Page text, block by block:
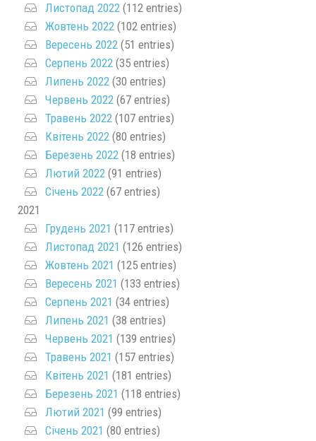
Листопад 2022 (112 entries)
Жовтень 2022 (102 entries)
Вересень 2022 (51 entries)
Серпень 2022 (35 entries)
Липень 2022 (30 entries)
Червень 2022 (67 entries)
Травень 2022 (107 entries)
Квітень 2022 (80 entries)
Березень 2022 (18 entries)
Лютий 2022 (91 entries)
Січень 2022 (67 entries)
2021
Грудень 2021 (117 entries)
Листопад 2021 (126 entries)
Жовтень 2021 (125 entries)
Вересень 2021 (133 entries)
Серпень 2021 (34 entries)
Липень 2021 (38 entries)
Червень 2021 (139 entries)
Травень 2021 (157 entries)
Квітень 2021 (181 entries)
Березень 2021 (118 entries)
Лютий 2021 (99 entries)
Січень 2021 (80 entries)